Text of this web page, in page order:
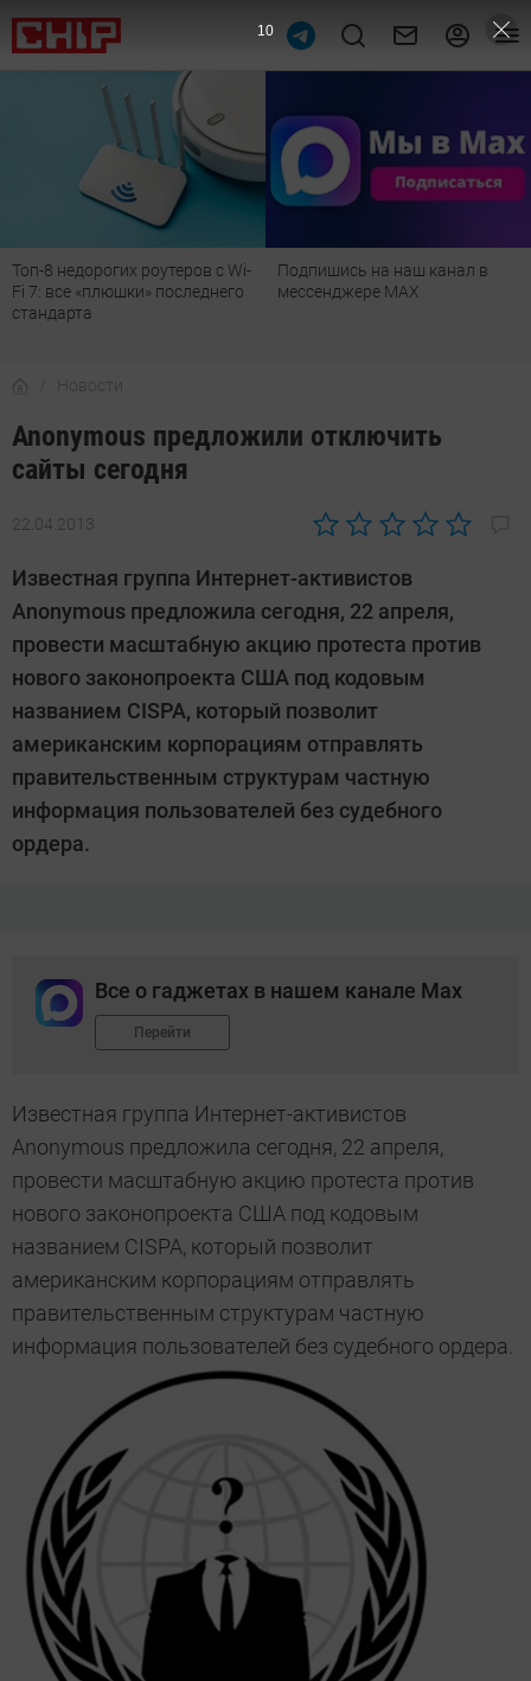
Топ-8 недорогих роутеров с Wi-
Fi 7: все «плюшки» последнего
стандарта
Подпишись на наш канал в
мессенджере МАХ
Новости
Anonymous предложили отключить
сайты сегодня
22.04.2013
Автор:
Известная группа Интернет-активистов
Anonymous предложила сегодня, 22 апреля,
провести масштабную акцию протеста против
нового законопроекта США под кодовым
названием CISPA, который позволит
американским корпорациям отправлять
правительственным структурам частную
информация пользователей без судебного
ордера.
Все о гаджетах в нашем канале Max
Перейти
Известная группа Интернет-активистов
Anonymous предложила сегодня, 22 апреля,
провести масштабную акцию протеста против
нового законопроекта США под кодовым
названием CISPA, который позволит
американским корпорациям отправлять
правительственным структурам частную
информация пользователей без судебного ордера.
9